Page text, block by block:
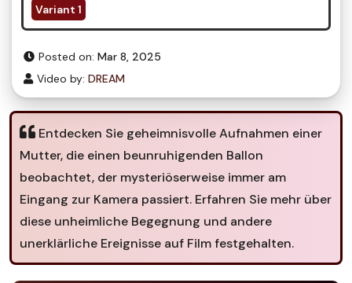
Variant 1
Posted on: Mar 8, 2025
Video by: DREAM
Entdecken Sie geheimnisvolle Aufnahmen einer
Mutter, die einen beunruhigenden Ballon
beobachtet, der mysteriöserweise immer am
Eingang zur Kamera passiert. Erfahren Sie mehr über
diese unheimliche Begegnung und andere
unerklärliche Ereignisse auf Film festgehalten.